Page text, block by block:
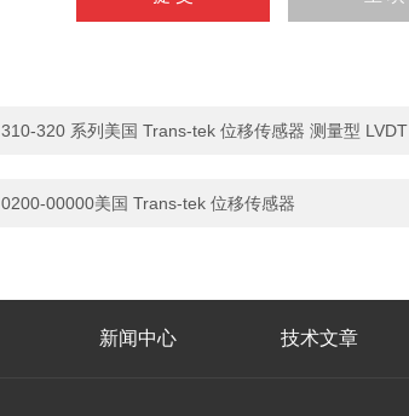
310-320 系列美国 Trans-tek 位移传感器 测量型 LVDT
0200-00000美国 Trans-tek 位移传感器
新闻中心 技术文章